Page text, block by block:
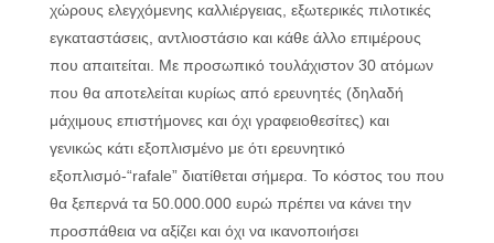
χώρους ελεγχόμενης καλλιέργειας, εξωτερικές πιλοτικές
εγκαταστάσεις, αντλιοστάσιο και κάθε άλλο επιμέρους
που απαιτείται. Με προσωπικό τουλάχιστον 30 ατόμων
που θα αποτελείται κυρίως από ερευνητές (δηλαδή
μάχιμους επιστήμονες και όχι γραφειοθεσίτες) και
γενικώς κάτι εξοπλισμένο με ότι ερευνητικό
εξοπλισμό-“rafale” διατίθεται σήμερα. Το κόστος του που
θα ξεπερνά τα 50.000.000 ευρώ πρέπει να κάνει την
προσπάθεια να αξίζει και όχι να ικανοποιήσει